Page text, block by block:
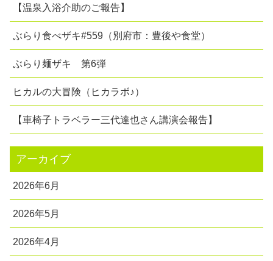
【温泉入浴介助のご報告】
ぶらり食べザキ#559（別府市：豊後や食堂）
ぶらり麺ザキ 第6弾
ヒカルの大冒険（ヒカラボ♪）
【車椅子トラベラー三代達也さん講演会報告】
アーカイブ
2026年6月
2026年5月
2026年4月